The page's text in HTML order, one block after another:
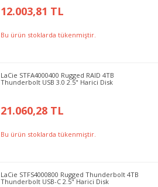
12.003,81 TL
Bu ürün stoklarda tükenmiştir.
LaCie STFA4000400 Rugged RAID 4TB
Thunderbolt USB 3.0 2.5" Harici Disk
21.060,28 TL
Bu ürün stoklarda tükenmiştir.
LaCie STFS4000800 Rugged Thunderbolt 4TB
Thunderbolt USB-C 2.5" Harici Disk